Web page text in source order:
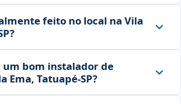
feito no local na Vila
um bom instalador de
Ema, Tatuapé‑SP?